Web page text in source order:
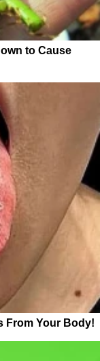
to Cause
From Your Body!